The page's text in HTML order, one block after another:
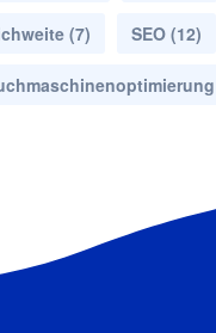
(7) SEO (12)